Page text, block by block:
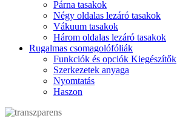
Párna tasakok
Négy oldalas lezáró tasakok
Vákuum tasakok
Három oldalas lezáró tasakok
Rugalmas csomagolófóliák
Funkciók és opciók Kiegészítők
Szerkezetek anyaga
Nyomtatás
Haszon